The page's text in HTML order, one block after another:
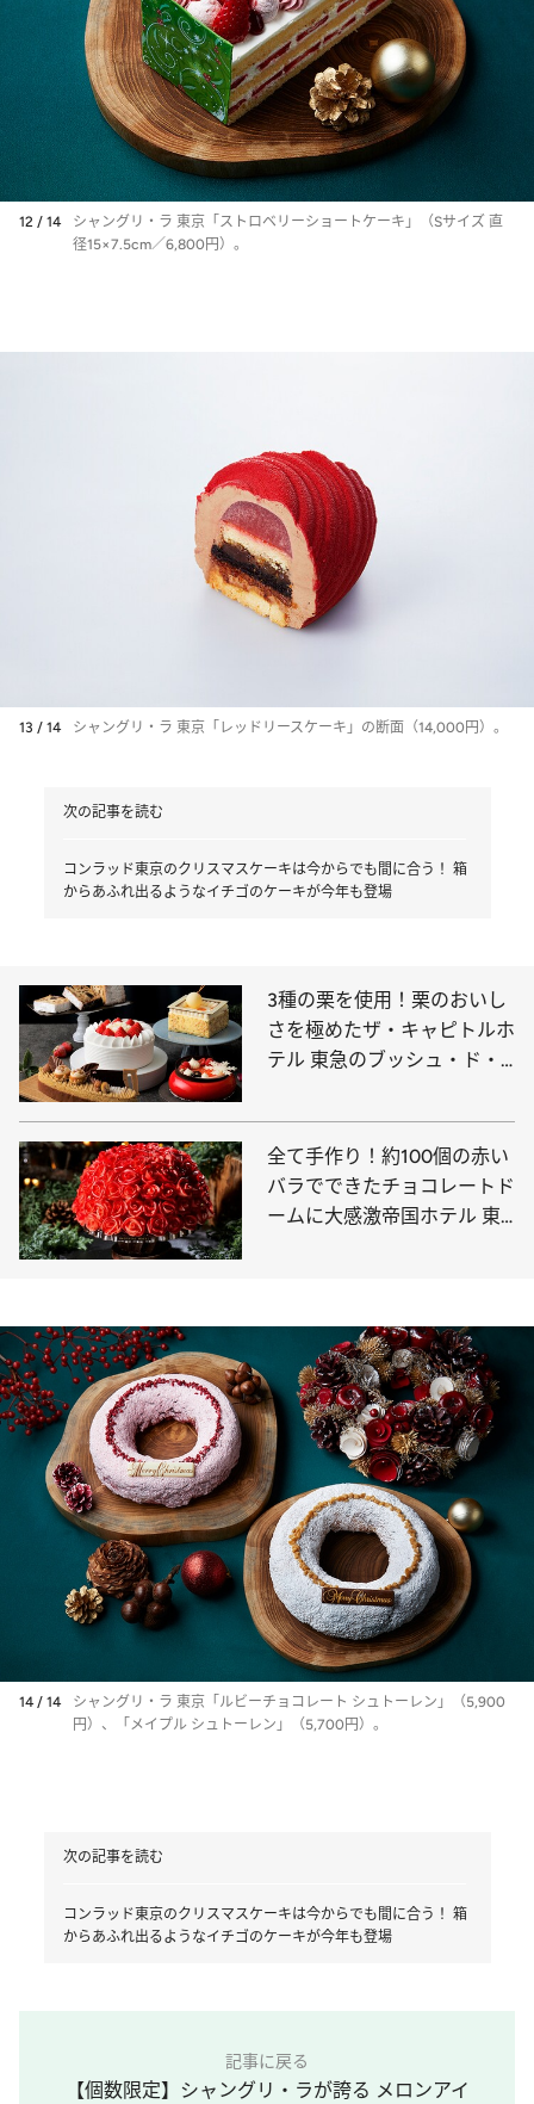
12 / 14
シャングリ・ラ 東京「ストロベリーショートケーキ」（Sサイズ 直
径15×7.5cm／6,800円）。
13 / 14 シャングリ・ラ 東京「レッドリースケーキ」の断面（14,000円）。
次の記事を読む
コンラッド東京のクリスマスケーキは今からでも間に合う！ 箱
からあふれ出るようなイチゴのケーキが今年も登場
3種の栗を使用！栗のおいし
さを極めたザ・キャピトルホ
テル 東急のブッシュ・ド・
全て手作り！約100個の赤い
バラでできたチョコレートド
ームに大感激帝国ホテル 東
14 / 14
シャングリ・ラ 東京「ルビーチョコレート シュトーレン」（5,900
円）、「メイプル シュトーレン」（5,700円）。
次の記事を読む
コンラッド東京のクリスマスケーキは今からでも間に合う！ 箱
からあふれ出るようなイチゴのケーキが今年も登場
記事に戻る
【個数限定】シャングリ・ラが誇る メロンアイ